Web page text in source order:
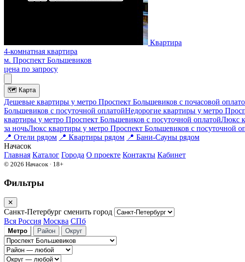
Квартира
4-комнатная квартира
м. Проспект Большевиков
цена по запросу
🗺 Карта
Дешевые квартиры у метро Проспект Большевиков c почасовой
Большевиков c посуточной оплатойНедорогие квартиры у метро
квартиры у метро Проспект Большевиков c посуточной оплатойЛюкс
за ночьЛюкс квартиры у метро Проспект Большевиков c посуточной
📍 Отели рядом 📍 Квартиры рядом 📍 Бани-Сауны рядом
Начасок
Главная Каталог Города О проекте Контакты Кабинет
© 2026 Начасок · 18+
Фильтры
✕
Санкт-Петербург сменить город
Вся Россия Москва СПб
Метро Район Округ